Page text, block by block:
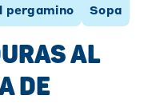
pergamino Sopa
AL
DE